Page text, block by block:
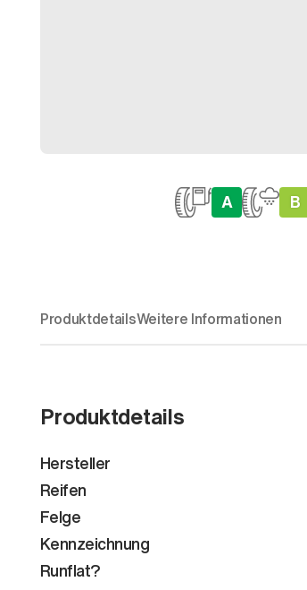
ProduktdetailsWeitere Informationen
Produktdetails
Hersteller
Reifen
Felge
Kennzeichnung
Runflat?
A B